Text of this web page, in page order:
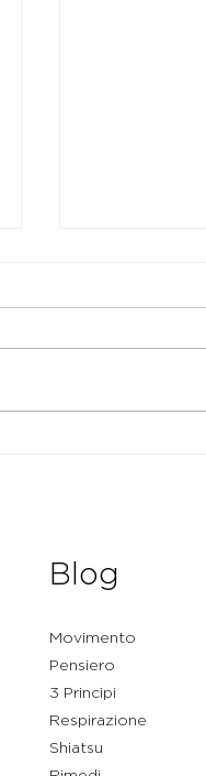
Blog
Movimento
Pensiero
3 Principi
Respirazione
Shiatsu